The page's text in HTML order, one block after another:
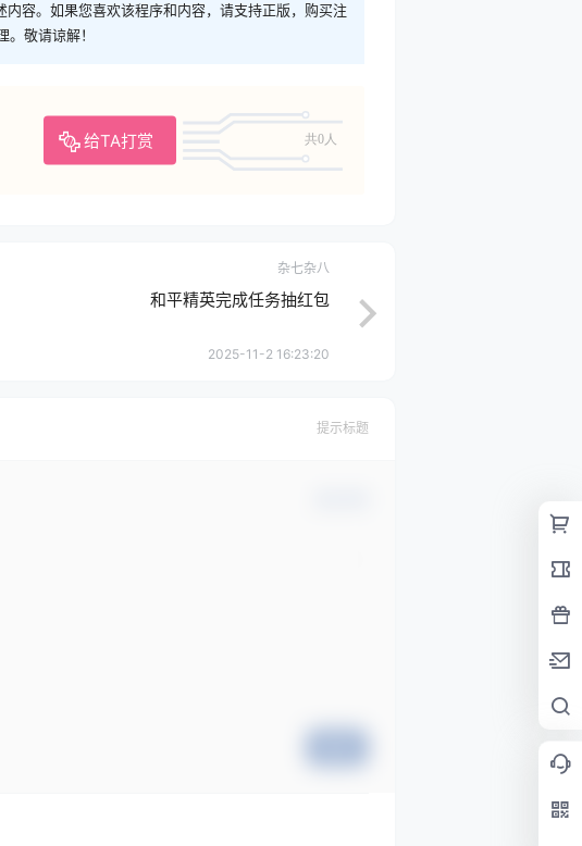
容。如果您喜欢该程序和内容，请支持正版，购买注
敬请谅解！
给TA打赏 共0人
杂七杂八
和平精英完成任务抽红包
2025-11-2 16:23:20
提示标题